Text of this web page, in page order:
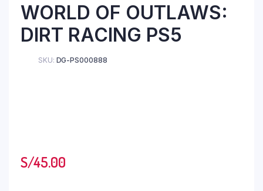
WORLD OF OUTLAWS:
DIRT RACING PS5
SKU: DG-PS000888
S/45.00